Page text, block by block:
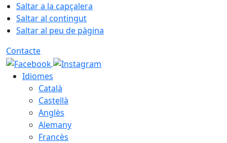
Saltar a la capçalera
Saltar al contingut
Saltar al peu de pàgina
Contacte
Idiomes
Català
Castellà
Anglès
Alemany
Francès